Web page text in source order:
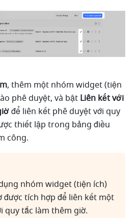
, thêm một nhóm widget (tiện
phê duyệt, và bật Liên kết với
để liên kết phê duyệt với quy
thiết lập trong bảng điều
công.
nhóm widget (tiện ích)
được tích hợp để liên kết một
quy tắc làm thêm giờ.